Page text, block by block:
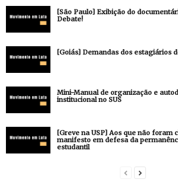
[São Paulo] Exibição do
Debate!
[Goiás] Demandas dos estagiários
Mini-Manual de organização e
institucional no SUS
[Greve na USP] Aos que não foram
manifesto em defesa da
estudantil